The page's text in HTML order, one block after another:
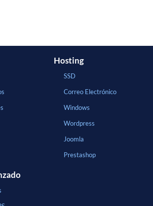
Hosting
SSD
Correo Electrónico
Windows
Wordpress
Joomla
Prestashop